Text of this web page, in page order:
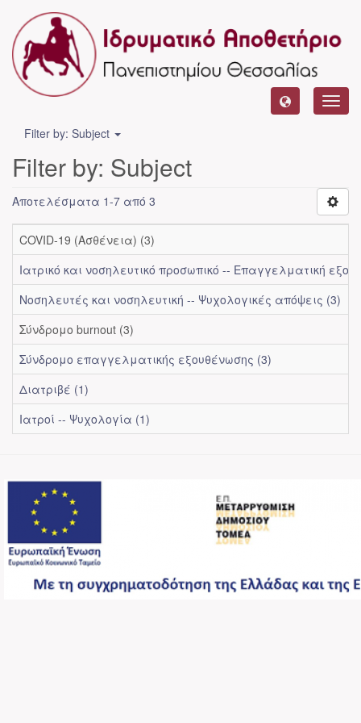
Filter by: Subject
Filter by: Subject
Αποτελέσματα 1-7 από 3
COVID-19 (Ασθένεια) (3)
Ιατρικό και νοσηλευτικό προσωπικό -- Επαγγελματική
Νοσηλευτές και νοσηλευτική -- Ψυχολογικές απόψεις (3)
Σύνδρομο burnout (3)
Σύνδρομο επαγγελματικής εξουθένωσης (3)
Διατριβέ (1)
Ιατροί -- Ψυχολογία (1)